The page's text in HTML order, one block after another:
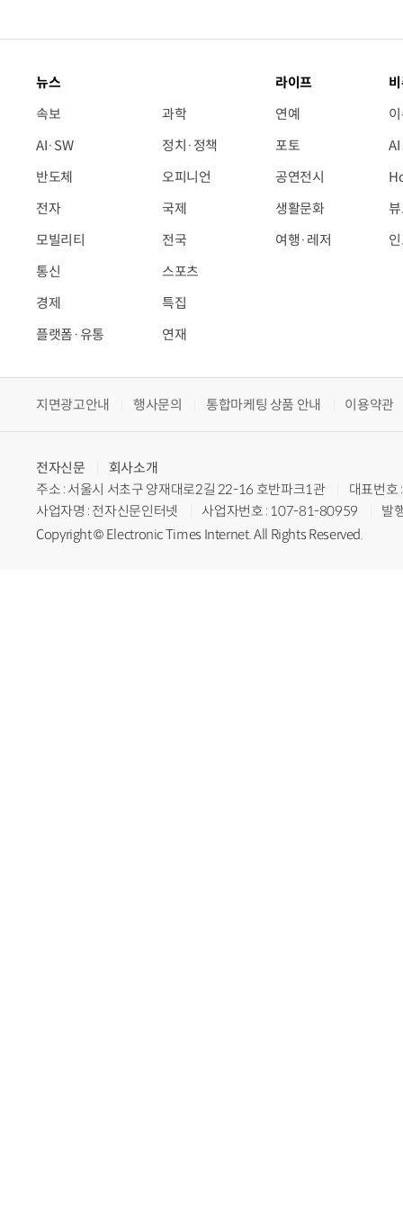
뉴스
속보
AI·SW
반도체
전자
모빌리티
통신
경제
플랫폼·유통
과학
정치·정책
오피니언
국제
전국
스포츠
특집
연재
라이프
연예
포토
공연전시
생활문화
여행·레저
지면광고안내 행사문의 통합마케팅 상품 안내 이용약관
전자신문
회사소개
주소 : 서울시 서초구 양재대로2길 22-16 호반파크1관
대표번
사업자명 : 전자신문인터넷
사업자번호 : 107-81-80959
발
Copyright © Electronic Times Internet. All Rights Reserved.